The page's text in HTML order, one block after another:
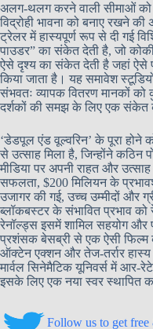
अलग-थलग करने वाली सीमाओं को
विद्रोही भावना को बनाए रखने
ट्रेलर में हास्यपूर्ण रूप से दी गई
पाउडर” का संकेत देती है, जो
ऐसे दृश्य का संकेत देती है जहां ऐसे
किया जाता है। यह समावेश
संभवतः व्यापक वितरण मानकों
दर्शकों की समझ के लिए एक संकेत
‘डेडपूल एंड वूल्वरिन’ के पूरा होने
से उत्साह मिला है, जिन्होंने
मीडिया पर अपनी राहत और
सफलता, $200 मिलियन के
उजागर की गई, उच्च उम्मीदों और
ब्लॉकबस्टर के संभावित प्रभाव
रेनॉल्ड्स इसमें शामिल सहयोग और
प्रशंसक बेसब्री से एक ऐसी फिल्म
ऑक्टेन एक्शन और तेज-तर्रार हास्य
मार्वल सिनेमैटिक यूनिवर्स में आर-
इसके लिए एक नया स्वर स्थापित
Follow us to get